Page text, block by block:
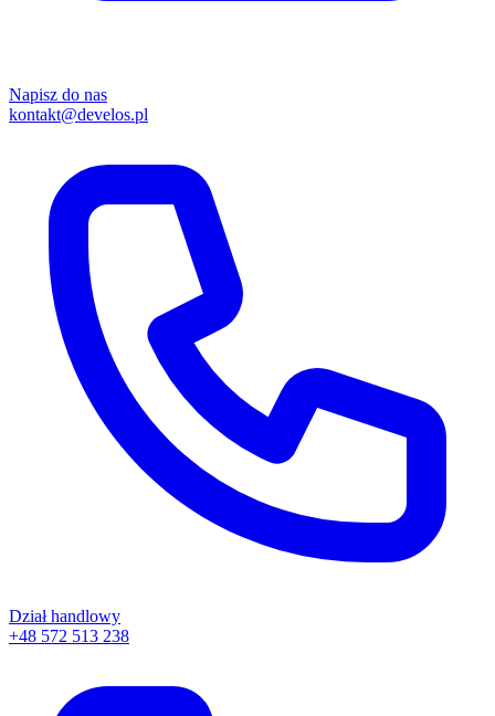
Napisz do nas
kontakt@develos.pl
Dział handlowy
+48 572 513 238